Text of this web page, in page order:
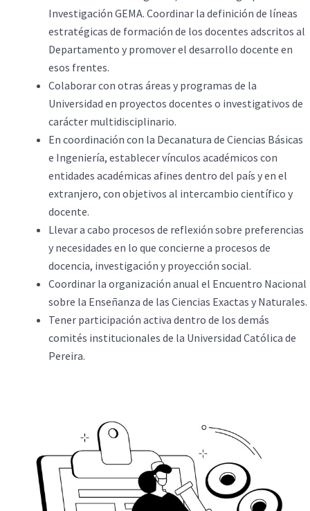
Investigación GEMA. Coordinar la definición de líneas
estratégicas de formación de los docentes adscritos al
Departamento y promover el desarrollo docente en
esos frentes.
Colaborar con otras áreas y programas de la
Universidad en proyectos docentes o investigativos de
carácter multidisciplinario.
En coordinación con la Decanatura de Ciencias Básicas
e Ingeniería, establecer vínculos académicos con
entidades académicas afines dentro del país y en el
extranjero, con objetivos al intercambio científico y
docente.
Llevar a cabo procesos de reflexión sobre preferencias
y necesidades en lo que concierne a procesos de
docencia, investigación y proyección social.
Coordinar la organización anual el Encuentro Nacional
sobre la Enseñanza de las Ciencias Exactas y Naturales.
Tener participación activa dentro de los demás
comités institucionales de la Universidad Católica de
Pereira.